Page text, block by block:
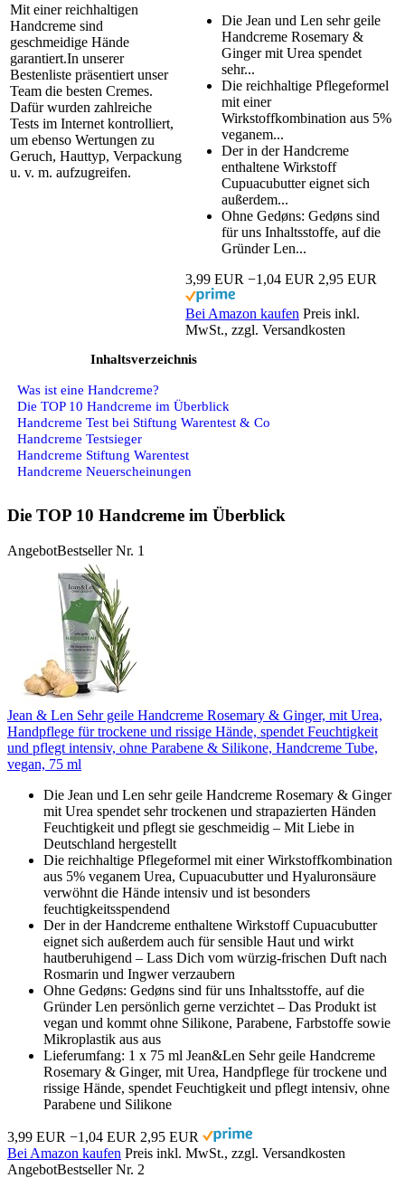
Mit einer reichhaltigen
Handcreme sind
geschmeidige Hände
garantiert.In unserer
Bestenliste präsentiert unser
Team die besten Cremes.
Dafür wurden zahlreiche
Tests im Internet kontrolliert,
um ebenso Wertungen zu
Geruch, Hauttyp, Verpackung
u. v. m. aufzugreifen.
Die Jean und Len sehr geile
Handcreme Rosemary &
Ginger mit Urea spendet
sehr...
Die reichhaltige Pflegeformel
mit einer
Wirkstoffkombination aus 5%
veganem...
Der in der Handcreme
enthaltene Wirkstoff
Cupuacubutter eignet sich
außerdem...
Ohne Gedøns: Gedøns sind
für uns Inhaltsstoffe, auf die
Gründer Len...
3,99 EUR −1,04 EUR 2,95 EUR
Bei Amazon kaufen Preis inkl.
MwSt., zzgl. Versandkosten
Inhaltsverzeichnis
Was ist eine Handcreme?
Die TOP 10 Handcreme im Überblick
Handcreme Test bei Stiftung Warentest & Co
Handcreme Testsieger
Handcreme Stiftung Warentest
Handcreme Neuerscheinungen
Die TOP 10 Handcreme im Überblick
AngebotBestseller Nr. 1
Jean & Len Sehr geile Handcreme Rosemary & Ginger, mit Urea,
Handpflege für trockene und rissige Hände, spendet Feuchtigkeit
und pflegt intensiv, ohne Parabene & Silikone, Handcreme Tube,
vegan, 75 ml
Die Jean und Len sehr geile Handcreme Rosemary & Ginger
mit Urea spendet sehr trockenen und strapazierten Händen
Feuchtigkeit und pflegt sie geschmeidig – Mit Liebe in
Deutschland hergestellt
Die reichhaltige Pflegeformel mit einer Wirkstoffkombination
aus 5% veganem Urea, Cupuacubutter und Hyaluronsäure
verwöhnt die Hände intensiv und ist besonders
feuchtigkeitsspendend
Der in der Handcreme enthaltene Wirkstoff Cupuacubutter
eignet sich außerdem auch für sensible Haut und wirkt
hautberuhigend – Lass Dich vom würzig-frischen Duft nach
Rosmarin und Ingwer verzaubern
Ohne Gedøns: Gedøns sind für uns Inhaltsstoffe, auf die
Gründer Len persönlich gerne verzichtet – Das Produkt ist
vegan und kommt ohne Silikone, Parabene, Farbstoffe sowie
Mikroplastik aus aus
Lieferumfang: 1 x 75 ml Jean&Len Sehr geile Handcreme
Rosemary & Ginger, mit Urea, Handpflege für trockene und
rissige Hände, spendet Feuchtigkeit und pflegt intensiv, ohne
Parabene und Silikone
3,99 EUR −1,04 EUR 2,95 EUR
Bei Amazon kaufen Preis inkl. MwSt., zzgl. Versandkosten
AngebotBestseller Nr. 2